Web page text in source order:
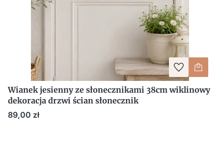
Wianek jesienny ze słonecznikami 38cm wiklinowy
dekoracja drzwi ścian słonecznik
Cena
89,00 zł